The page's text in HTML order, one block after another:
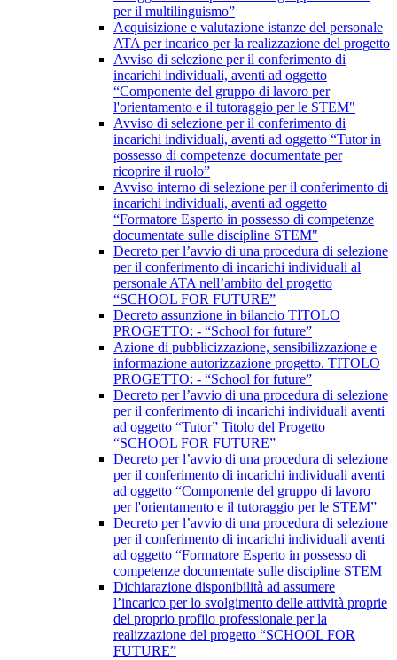
per il multilinguismo”
Acquisizione e valutazione istanze del personale
ATA per incarico per la realizzazione del progetto
Avviso di selezione per il conferimento di
incarichi individuali, aventi ad oggetto
“Componente del gruppo di lavoro per
l'orientamento e il tutoraggio per le STEM"
Avviso di selezione per il conferimento di
incarichi individuali, aventi ad oggetto “Tutor in
possesso di competenze documentate per
ricoprire il ruolo”
Avviso interno di selezione per il conferimento di
incarichi individuali, aventi ad oggetto
“Formatore Esperto in possesso di competenze
documentate sulle discipline STEM"
Decreto per l’avvio di una procedura di selezione
per il conferimento di incarichi individuali al
personale ATA nell’ambito del progetto
“SCHOOL FOR FUTURE”
Decreto assunzione in bilancio TITOLO
PROGETTO: - “School for future”
Azione di pubblicizzazione, sensibilizzazione e
informazione autorizzazione progetto. TITOLO
PROGETTO: - “School for future”
Decreto per l’avvio di una procedura di selezione
per il conferimento di incarichi individuali aventi
ad oggetto “Tutor” Titolo del Progetto
“SCHOOL FOR FUTURE”
Decreto per l’avvio di una procedura di selezione
per il conferimento di incarichi individuali aventi
ad oggetto “Componente del gruppo di lavoro
per l'orientamento e il tutoraggio per le STEM”
Decreto per l’avvio di una procedura di selezione
per il conferimento di incarichi individuali aventi
ad oggetto “Formatore Esperto in possesso di
competenze documentate sulle discipline STEM
Dichiarazione disponibilità ad assumere
l’incarico per lo svolgimento delle attività proprie
del proprio profilo professionale per la
realizzazione del progetto “SCHOOL FOR
FUTURE”